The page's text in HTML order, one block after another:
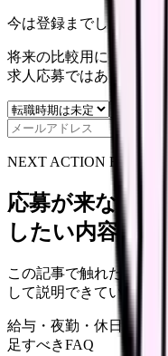
今は登録までしない人
将来の比較用に、転職
求人応募ではありません
NEXT ACTION FOR
応募が来ない
したい内容に直
この記事で触れた不安
して説明できていますか
給与・夜勤・休日の見せ
足すべきFAQ